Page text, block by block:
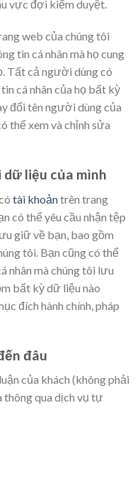
vực đợi kiểm duyệt.
web của chúng tôi
tin cá nhân mà họ cung
Tất cả người dùng có
cá nhân của họ bất kỳ
đổi tên người dùng của
thể xem và chỉnh sửa
dữ liệu của mình
tài khoảntrên trang
có thể yêu cầu nhận tệp
giữ về bạn, bao gồm
tôi. Bạn cũng có thể
nhân mà chúng tôi lưu
bất kỳ dữ liệu nào
đích hành chính, pháp
đâu
của khách (không phải
thông qua dịch vụ tự